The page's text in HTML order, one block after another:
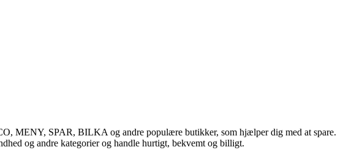
MENY, SPAR, BILKA og andre populære butikker, som hjælper dig med at spare.
og andre kategorier og handle hurtigt, bekvemt og billigt.